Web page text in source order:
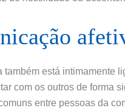
está intimamente
com os outros de forma
entre pessoas da